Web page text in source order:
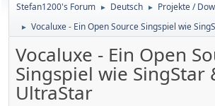
Stefan1200's Forum ► Deutsch ► Projekte /
► Vocaluxe - Ein Open Source Singspiel wie
Vocaluxe - Ein Open
Singspiel wie SingStar
UltraStar